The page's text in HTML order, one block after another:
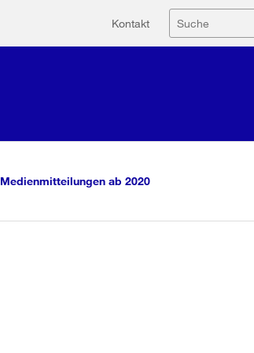
Kontakt Suche
Medienmitteilungen ab 2020